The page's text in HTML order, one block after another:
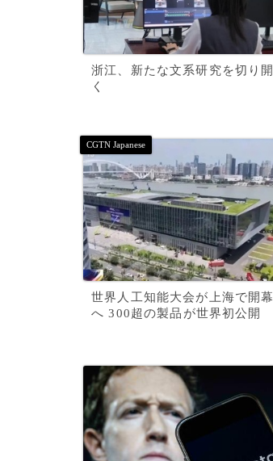
浙江、新たな文系研究を切り開
く
世界人工知能大会が上海で開幕
へ 300超の製品が世界初公開